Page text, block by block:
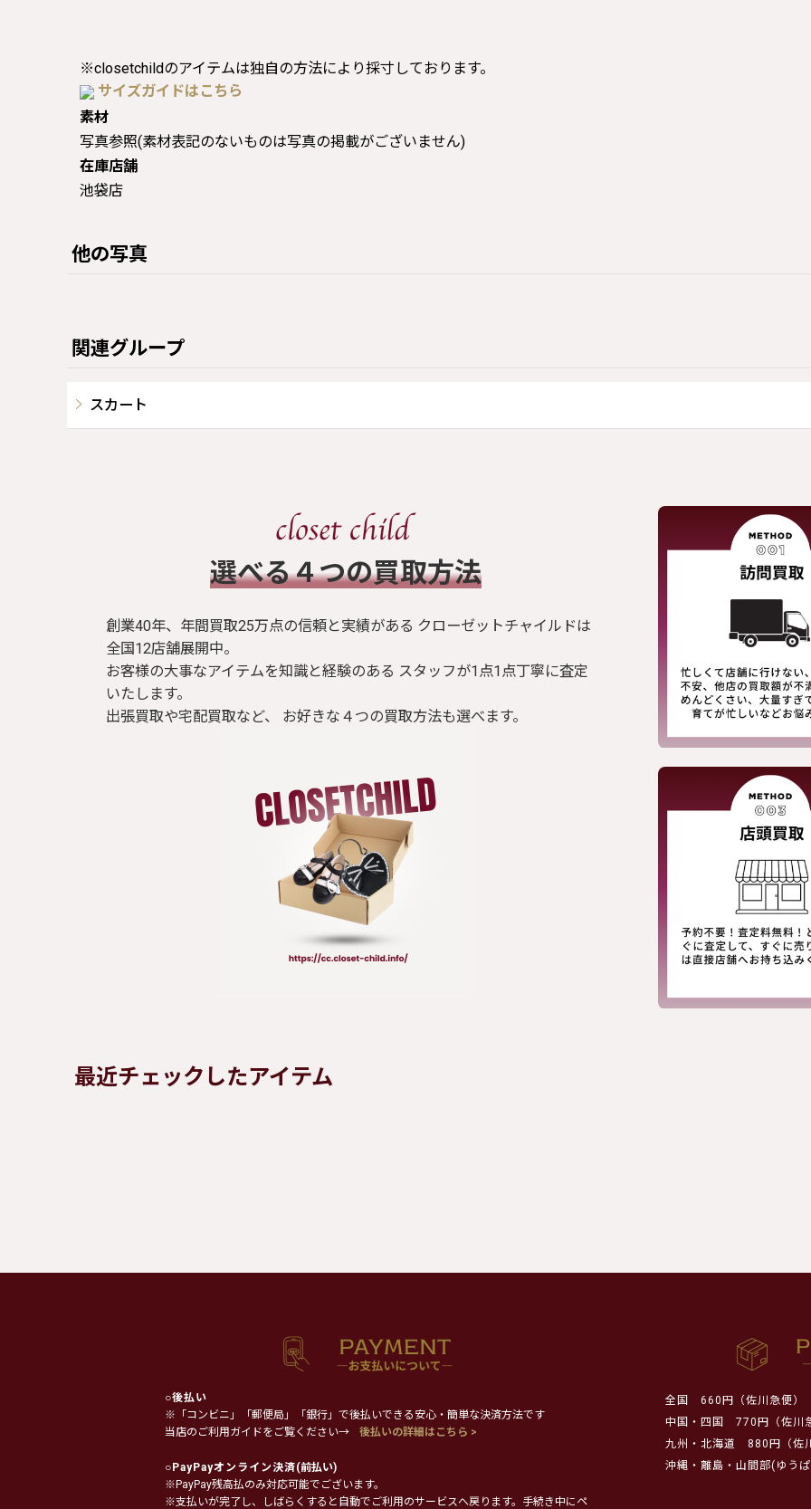
※closetchildのアイテムは独自の方法により採寸しております。
サイズガイドはこちら
素材
写真参照(素材表記のないものは写真の掲載がございません)
在庫店舗
池袋店
他の写真
関連グループ
スカート
​選べる４つの買取方法
創業40年、年間買取25万点の信頼と実績がある クローゼットチャイルドは
全国12店舗展開中。
お客様の大事なアイテムを知識と経験のある スタッフが1点1点丁寧に査定
いたします。
出張買取や宅配買取など、 お好きな４つの買取方法も選べます。
最近チェックしたアイテム
○後払い
※「コンビニ」「郵便局」「銀行」で後払いできる安心・簡単な決済方法です
当店のご利用ガイドをご覧ください→
後払いの詳細はこちら >
○PayPayオンライン決済(前払い)
※PayPay残高払のみ対応可能でございます。
※支払いが完了し、しばらくすると自動でご利用のサービスへ戻ります。手続き中にペ
全国
660円（佐川急便）
中国・四国
770円（佐川
九州・北海道
880円（佐
沖縄・離島・山間部(ゆう